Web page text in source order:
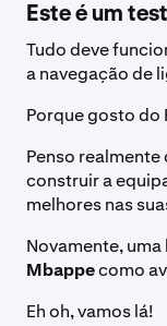
Este é um
Tudo deve
a navegação de
Porque gosto do
Penso
construir a
melhores nas
Novamente,
Mbappecomo
Eh oh, vamos lá!